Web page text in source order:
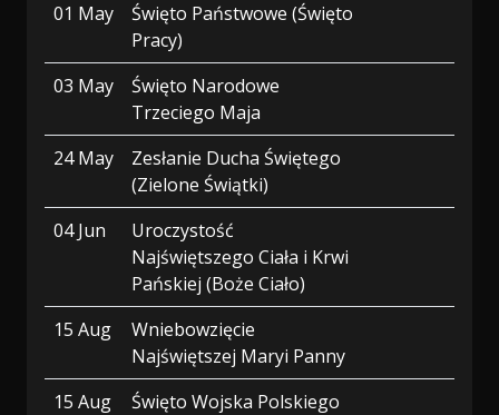
01 May
Święto Państwowe (Święto
Pracy)
03 May
Święto Narodowe
Trzeciego Maja
24 May
Zesłanie Ducha Świętego
(Zielone Świątki)
04 Jun
Uroczystość
Najświętszego Ciała i Krwi
Pańskiej (Boże Ciało)
15 Aug
Wniebowzięcie
Najświętszej Maryi Panny
15 Aug
Święto Wojska Polskiego